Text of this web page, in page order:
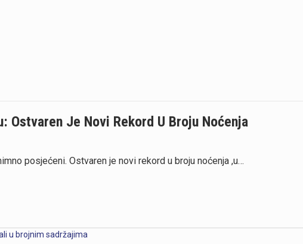
Ostvaren Je Novi Rekord U Broju Noćenja
posjećeni. Ostvaren je novi rekord u broju noćenja ,u…